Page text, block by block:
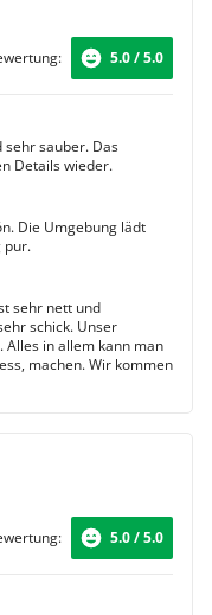
5.0 / 5.0
sehr sauber. Das
Details wieder.
Die Umgebung lädt
pur.
sehr nett und
schick. Unser
in allem kann man
machen. Wir kommen
5.0 / 5.0